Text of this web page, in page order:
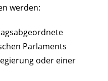
werden:
Parlaments
oder einer